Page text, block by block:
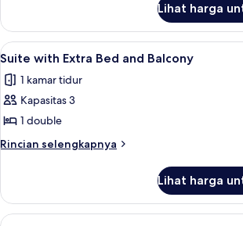
Orang,
balkon
Kamar
Double
untuk
Orang,
balkon
Lihat harga
Lihat
semua
foto
untuk
Suite
with
and
Balcony
Suite with
6
Suite with Extra Bed and Balcony
1 kamar tidur
Kapasitas 3
1 double
Rincian selengkapnya
Rincian
Suite
with
Lihat harga